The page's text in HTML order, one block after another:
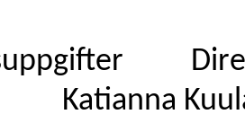
Katianna